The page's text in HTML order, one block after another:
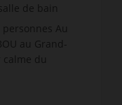
de bain
Au
au Grand-
du